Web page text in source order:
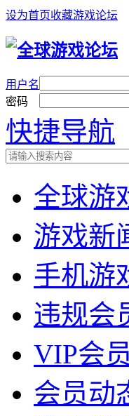
设为首页收藏游戏论坛
用户名
密码
快捷导航
全球游
游戏新
手机游
违规会
VIP会员
会员动